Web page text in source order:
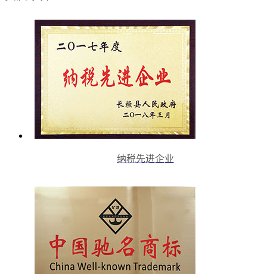
纳税先进企业